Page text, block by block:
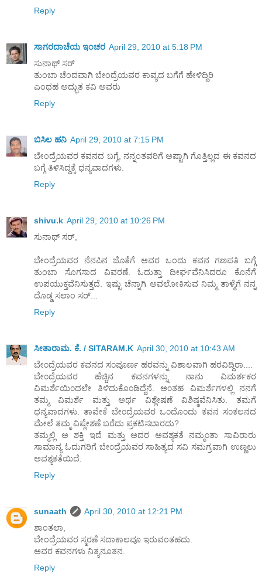
Reply
ಸಾಗರದಾಚೆಯ ಇಂಚರ April 29, 2010 at 5:18 PM
ಸುನಾಥ್ ಸರ್
ತುಂಬಾ ಚೆಂದವಾಗಿ ಬೇಂದ್ರೆಯವರ ಕಾವ್ಯದ ಬಗೆಗೆ ಹೇಳಿದ್ದಿರಿ
ಎಂಥಹ ಅದ್ಭುತ ಕವಿ ಅವರು
Reply
ಬಿಸಿಲ ಹನಿ April 29, 2010 at 7:15 PM
ಬೇಂದ್ರೆಯವರ ಕವನದ ಬಗ್ಗೆ, ನನ್ನಂತವರಿಗೆ ಅಷ್ಟಾಗಿ ಗೊತ್ತಿಲ್ಲದ ಈ ಕವನದ
ಬಗ್ಗೆ ತಿಳಿಸಿದ್ದಕ್ಕೆ ಧನ್ಯವಾದಗಳು.
Reply
shivu.k April 29, 2010 at 10:26 PM
ಸುನಾಥ್ ಸರ್,
ಬೇಂದ್ರೆಯವರ ನೆನಪಿನ ಜೊತೆಗೆ ಅವರ ಒಂದು ಕವನ ಗಣಪತಿ ಬಗ್ಗೆ
ತುಂಬಾ ಸೊಗಸಾದ ವಿವರಣೆ. ಓದುತ್ತಾ ದೀರ್ಘವೆನಿಸಿದರೂ ಕೊನೆಗೆ
ಉಪಯುಕ್ತವೆನಿಸುತ್ತದೆ. ಇಷ್ಟು ಚೆನ್ನಾಗಿ ಅವಲೋಕಿಸುವ ನಿಮ್ಮ ತಾಳ್ಮೆಗೆ ನನ್ನ
ದೊಡ್ಡ ಸಲಾಂ ಸರ್...
Reply
ಸೀತಾರಾಮ. ಕೆ. / SITARAM.K April 30, 2010 at 10:43 AM
ಬೇ೦ದ್ರೆಯವರ ಕವನದ ಸ೦ಪೂರ್ಣ ಹರವನ್ನು ವಿಶಾಲವಾಗಿ ಹರವಿದ್ದಿರಾ....
ಬೇ೦ದ್ರೆಯವರ ಹೆಚ್ಚಿನ ಕವನಗಳನ್ನು ನಾನು ವಿಮರ್ಶಕರ
ವಿಮರ್ಶೆಯಿ೦ದಲೇ ತಿಳಿದುಕೊ೦ಡಿದ್ದೆನೆ. ಅ೦ತಹ ವಿಮರ್ಶೆಗಳಲ್ಲಿ ನನಗೆ
ತಮ್ಮ ವಿಮರ್ಶೆ ಮತ್ತು ಅರ್ಥ ವಿಶ್ಲೇಷಣೆ ವಿಶಿಷ್ಠವೆನಿಸಿತು. ತಮಗೆ
ಧನ್ಯವಾದಗಳು. ತಾವೇಕೆ ಬೇ೦ದ್ರೆಯವರ ಒ೦ದೊ೦ದು ಕವನ ಸ೦ಕಲನದ
ಮೇಲೆ ತಮ್ಮ ವಿಷ್ಲೇಶಣೆ ಬರೆದು ಪ್ರಕಟಿಸಬಾರದು?
ತಮ್ಮಲ್ಲಿ ಅ ಶಕ್ತಿ ಇದೆ ಮತ್ತು ಅದರ ಅವಶ್ಯಕತೆ ನಮ್ಮ೦ತಾ ಸಾವಿರಾರು
ಸಾಮಾನ್ಯ ಓದುಗರಿಗೆ ಬೇ೦ದ್ರೆಯವರ ಸಾಹಿತ್ಯದ ಸವಿ ಸಮಗ್ರವಾಗಿ ಉಣ್ಣಲು
ಅವಶ್ಯಕತೆಯಿದೆ.
Reply
sunaath
April 30, 2010 at 12:21 PM
ಶಾಂತಲಾ,
ಬೇಂದ್ರೆಯವರ ಸ್ಮರಣೆ ಸದಾಕಾಲವೂ ಇರುವಂತಹದು.
ಅವರ ಕವನಗಳು ನಿತ್ಯನೂತನ.
Reply